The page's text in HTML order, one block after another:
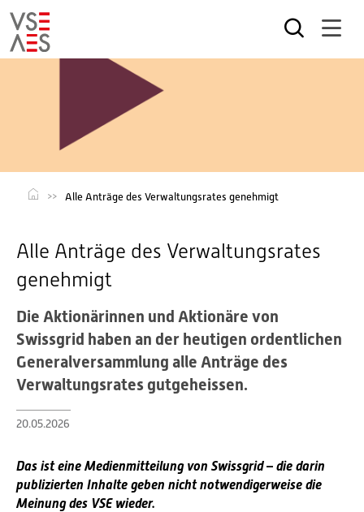
Alle Anträge des Verwaltungsrates genehmigt
Alle Anträge des Verwaltungsrates
genehmigt
Die Aktionärinnen und Aktionäre von
Swissgrid haben an der heutigen ordentlichen
Generalversammlung alle Anträge des
Verwaltungsrates gutgeheissen.
20.05.2026
Das ist eine Medienmitteilung von Swissgrid – die darin
publizierten Inhalte geben nicht notwendigerweise die
Meinung des VSE wieder.